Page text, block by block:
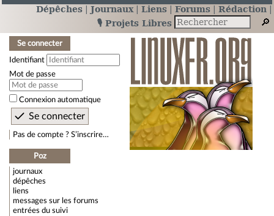
Dépêches Journaux Liens Forums
Rédaction
🎙️ Projets Libres
Se connecter
Identifiant
Mot de passe
Connexion automatique
Pas de compte ? S’inscrire…
Poz
journaux
dépêches
liens
messages sur les forums
entrées du suivi